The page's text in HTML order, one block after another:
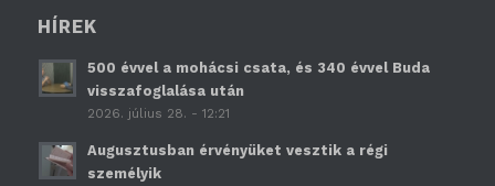
HÍREK
500 évvel a mohácsi csata, és 340 évvel Buda
visszafoglalása után
2026. július 28. - 12:21
Augusztusban érvényüket vesztik a régi
személyik